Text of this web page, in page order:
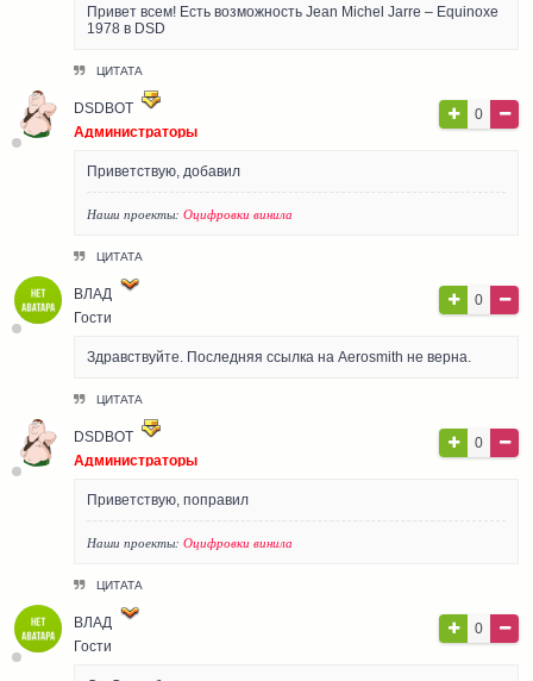
Привет всем! Есть возможность Jean Michel Jarre – Equinoxe
1978 в DSD
ЦИТАТА
DSDBOT
Администраторы
0
Приветствую, добавил
Наши проекты: Оцифровки винила
ЦИТАТА
ВЛАД
Гости
0
Здравствуйте. Последняя ссылка на Aerosmith не верна.
ЦИТАТА
DSDBOT
Администраторы
0
Приветствую, поправил
Наши проекты: Оцифровки винила
ЦИТАТА
ВЛАД
Гости
0